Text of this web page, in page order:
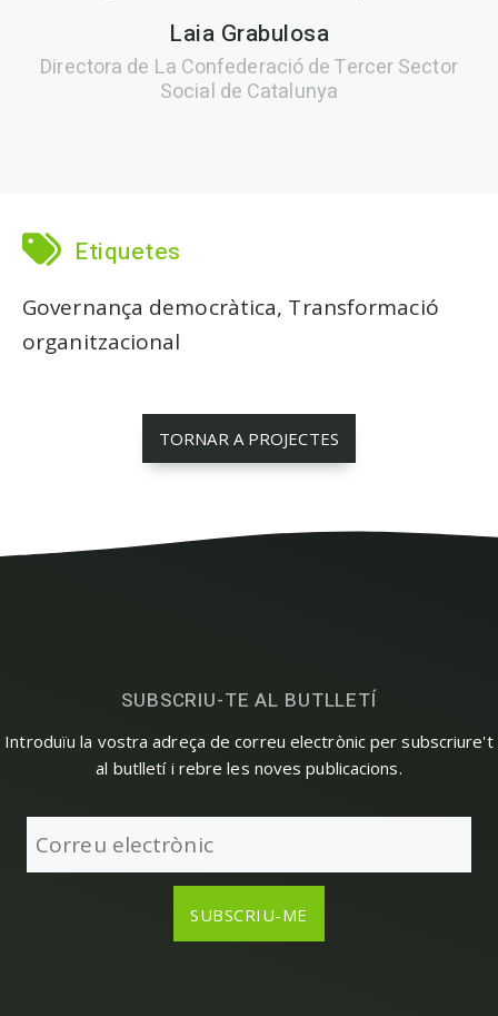
Laia Grabulosa
Directora de La Confederació de Tercer Sector
Social de Catalunya
Etiquetes
Governança democràtica, Transformació
organitzacional
TORNAR A PROJECTES
SUBSCRIU-TE AL BUTLLETÍ
Introduïu la vostra adreça de correu electrònic per subscriure't
al butlletí i rebre les noves publicacions.